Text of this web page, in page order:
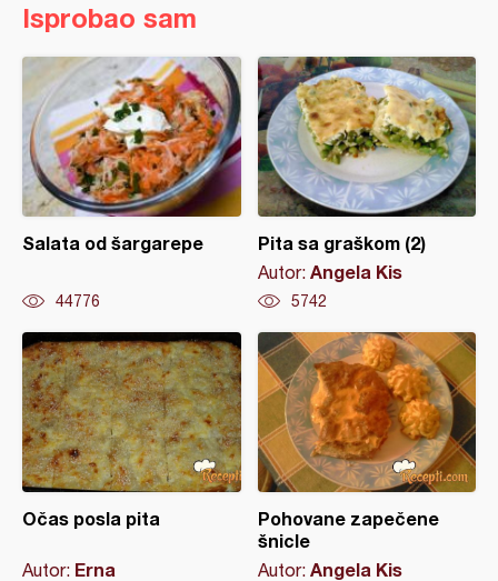
Isprobao sam
Salata od šargarepe
44776
Pita sa graškom (2)
Autor: Angela Kis
5742
Očas posla pita
Autor: Erna
Pohovane zapečene
šnicle
Autor: Angela Kis